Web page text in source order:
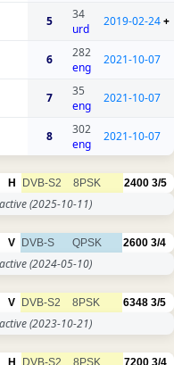
5
34
urd
2019-02-24+
6
282
eng
2021-10-07
7
35
eng
2021-10-07
8
302
eng
2021-10-07
H DVB-S2 8PSK 2400 3/5
(2025-10-11)
V DVB-S QPSK 2600 3/4
(2024-05-10)
V DVB-S2 8PSK 6348 3/5
(2023-10-21)